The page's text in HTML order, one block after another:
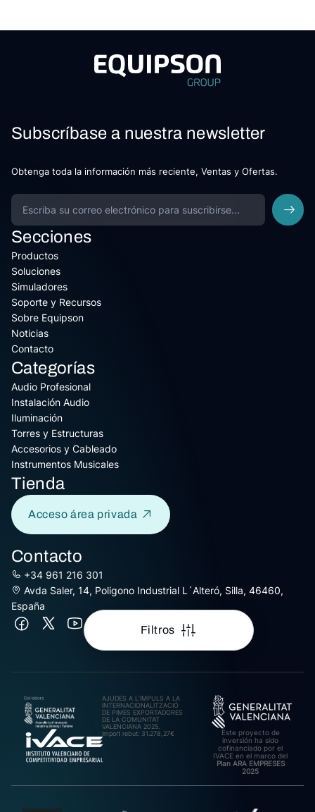
Filtros
Subscríbase a nuestra newsletter
Obtenga toda la información más reciente, Ventas y Ofertas.
Secciones
Productos
Soluciones
Simuladores
Soporte y Recursos
Sobre Equipson
Noticias
Contacto
Categorías
Audio Profesional
Instalación Audio
Iluminación
Torres y Estructuras
Accesorios y Cableado
Instrumentos Musicales
Tienda
Acceso área privada
Contacto
+34 961 216 301
Avda Saler, 14, Poligono Industrial L´Alteró, Silla, 46460,
España
AJUDES A L’IMPULS A LA
INTERNACIONALITZACIÓ
DE PIMES EXPORTADORES
DE LA COMUNITAT
VALENCIANA 2025.
Import rebut: 31.278,27€
Este proyecto de
inversión ha sido
cofinanciado por el
IVACE en el marco del
Plan ARA EMPRESES
2025